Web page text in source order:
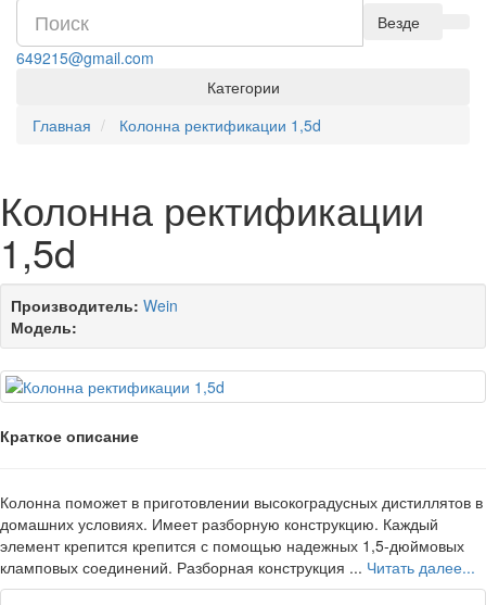
Везде
649215@gmail.com
Категории
Главная
Колонна ректификации 1,5d
Колонна ректификации
1,5d
Производитель: Wein
Модель:
Краткое описание
Колонна поможет в приготовлении высокоградусных дистиллятов в
домашних условиях. Имеет разборную конструкцию. Каждый
элемент крепится крепится с помощью надежных 1,5-дюймовых
кламповых соединений. Разборная конструкция ... Читать далее...